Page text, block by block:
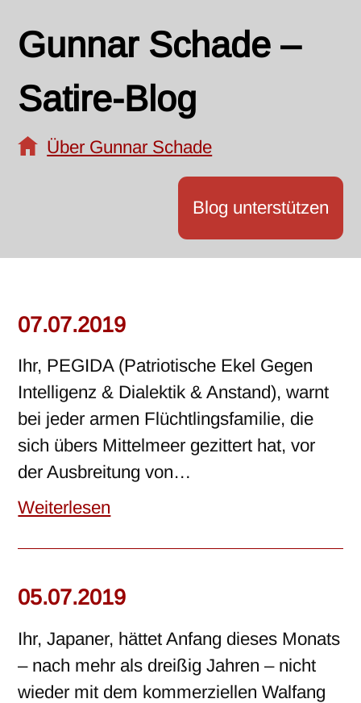
Gunnar Schade –
Satire-Blog
Über Gunnar Schade
Blog unterstützen
07.07.2019
Ihr, PEGIDA (Patriotische Ekel Gegen
Intelligenz & Dialektik & Anstand), warnt
bei jeder armen Flüchtlingsfamilie, die
sich übers Mittelmeer gezittert hat, vor
der Ausbreitung von…
Weiterlesen
05.07.2019
Ihr, Japaner, hättet Anfang dieses Monats
– nach mehr als dreißig Jahren – nicht
wieder mit dem kommerziellen Walfang